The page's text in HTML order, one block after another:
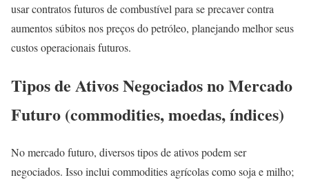
usar contratos futuros de combustível para se precaver contra
aumentos súbitos nos preços do petróleo, planejando melhor seus
custos operacionais futuros.
Tipos de Ativos Negociados no Mercado
Futuro (commodities, moedas, índices)
No mercado futuro, diversos tipos de ativos podem ser
negociados. Isso inclui commodities agrícolas como soja e milho;